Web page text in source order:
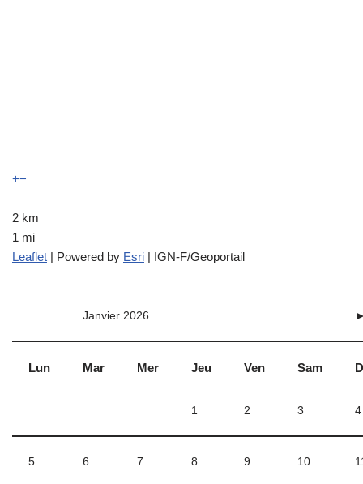
+−
2 km
1 mi
Leaflet | Powered by Esri | IGN-F/Geoportail
Janvier 2026
Lun Mar Mer Jeu Ven Sam
1 2 3 4
5 6 7 8 9 10